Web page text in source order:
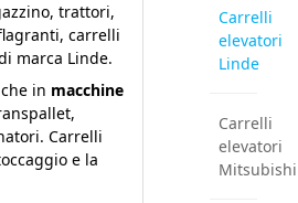
trattori,
carrelli
marca Linde.
in macchine
Carrelli
e la
Carrelli
elevatori
Linde
Carrelli
elevatori
Mitsubishi